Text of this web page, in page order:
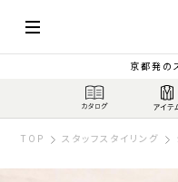
京都発の
TOP スタッフスタイリング